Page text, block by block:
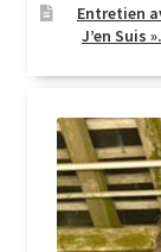
Entretien
J’en Suis